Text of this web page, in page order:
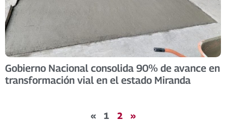
Gobierno Nacional consolida 90% de avance en
transformación vial en el estado Miranda
« 1 2 »